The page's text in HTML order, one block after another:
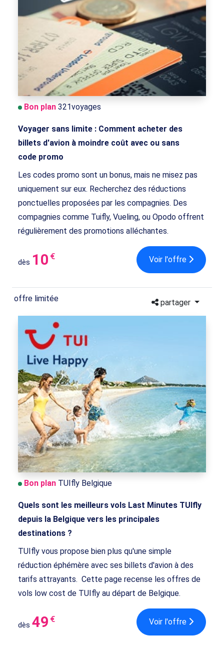
Bon plan 321voyages
Voyager sans limite : Comment acheter des
billets d'avion à moindre coût avec ou sans
code promo
Les codes promo sont un bonus, mais ne misez pas
uniquement sur eux. Recherchez des réductions
ponctuelles proposées par les compagnies. Des
compagnies comme Tuifly, Vueling, ou Opodo offrent
régulièrement des promotions alléchantes.
dès 10 € Voir l'offre
offre limitée partager
Bon plan TUIfly Belgique
Quels sont les meilleurs vols Last Minutes TUIfly
depuis la Belgique vers les principales
destinations ?
TUIfly vous propose bien plus qu'une simple
réduction éphémère avec ses billets d'avion à des
tarifs attrayants. Cette page recense les offres de
vols low cost de TUIfly au départ de Belgique.
dès 49 € Voir l'offre